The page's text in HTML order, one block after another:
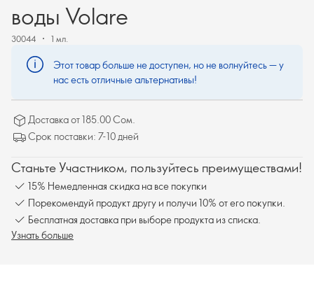
воды Volare
30044 1 мл.
Этот товар больше не доступен, но не волнуйтесь — у
нас есть отличные альтернативы!
Доставка от 185.00 Сом.
Срок поставки: 7-10 дней
Станьте Участником, пользуйтесь преимуществами!
15% Немедленная скидка на все покупки
Порекомендуй продукт другу и получи 10% от его покупки.
Бесплатная доставка при выборе продукта из списка.
Узнать больше